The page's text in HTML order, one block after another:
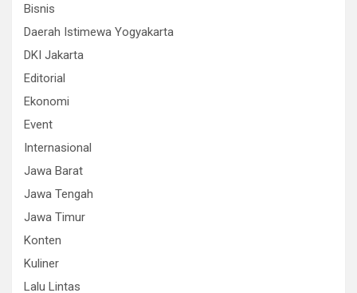
Bisnis
Daerah Istimewa Yogyakarta
DKI Jakarta
Editorial
Ekonomi
Event
Internasional
Jawa Barat
Jawa Tengah
Jawa Timur
Konten
Kuliner
Lalu Lintas